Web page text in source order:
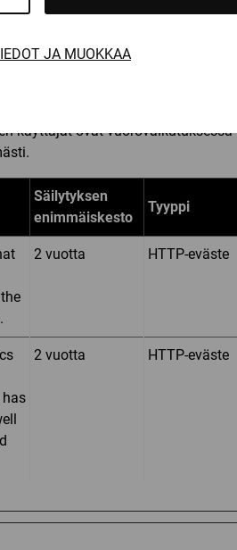
JA MUOKKAA
käyttäjät ovat vuorovaikutuksessa
Säilytyksen
enimmäiskesto
Tyyppi
2 vuotta HTTP-eväste
has
2 vuotta HTTP-eväste